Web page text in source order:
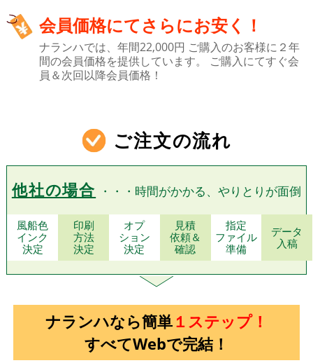
会員価格にてさらにお安く！
ナランハでは、年間22,000円 ご購入のお客様に２年
間の会員価格を提供しています。 ご購入にてすぐ会
員＆次回以降会員価格！
ご注文の流れ
他社の場合 ・・・時間がかかる、やりとりが面倒
風船色
インク
決定
印刷
方法
決定
オプ
ション
決定
見積
依頼＆
確認
指定
ファイル
準備
データ
入稿
ナランハなら簡単１ステップ！
すべてWebで完結！